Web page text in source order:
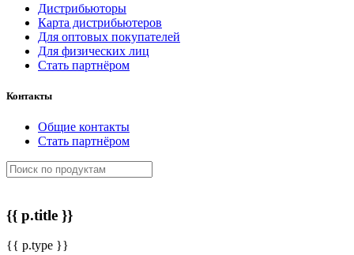
Дистрибьюторы
Карта дистрибьютеров
Для оптовых покупателей
Для физических лиц
Стать партнёром
Контакты
Общие контакты
Стать партнёром
{{ p.title }}
{{ p.type }}